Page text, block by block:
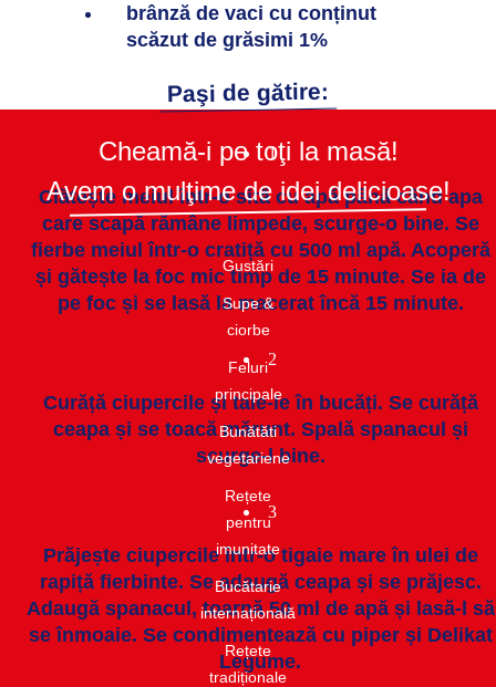
brânză de vaci cu conținut
scăzut de grăsimi 1%
Paşi de gătire:
1
Clătește meiul într-o sită cu apă până când apa
care scapă rămâne limpede, scurge-o bine. Se
fierbe meiul într-o cratiță cu 500 ml apă. Acoperă
și gătește la foc mic timp de 15 minute. Se ia de
pe foc și se lasă la macerat încă 15 minute.
2
Curăță ciupercile și taie-le în bucăți. Se curăță
ceapa și se toacă mărunt. Spală spanacul și
scurge-l bine.
3
Prăjește ciupercile într-o tigaie mare în ulei de
rapiță fierbinte. Se adaugă ceapa și se prăjesc.
Adaugă spanacul, toarnă 50 ml de apă și lasă-l să
se înmoaie. Se condimentează cu piper și Delikat
Legume.
Cheamă-i pe toţi la masă!
Avem o mulţime de idei delicioase!
Gustări​
Supe &
ciorbe​
Feluri
principale
Bunătăti
vegetariene
Rețete
pentru
imunitate​
Bucătarie
internațională​
Rețete
tradiționale